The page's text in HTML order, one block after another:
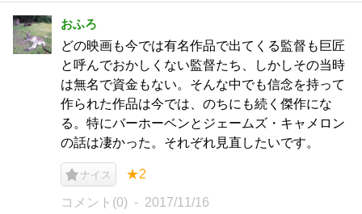
おふろ
どの映画も今では有名作品で出てくる監督も巨匠
と呼んでおかしくない監督たち、しかしその当時
は無名で資金もない。そんな中でも信念を持って
作られた作品は今では、のちにも続く傑作にな
る。特にバーホーベンとジェームズ・キャメロン
の話は凄かった。それぞれ見直したいです。
ナイス ★2
コメント(0) 2017/11/16